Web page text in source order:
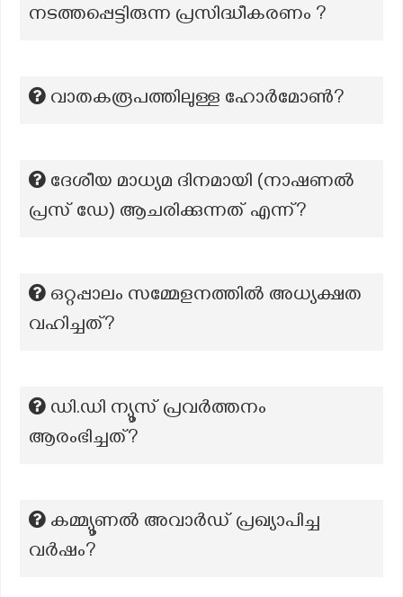
നടത്തപ്പെട്ടിരുന്ന പ്രസിദ്ധീകരണം ?
വാതകരൂപത്തിലുള്ള ഹോർമോൺ?
ദേശീയ മാധ്യമ ദിനമായി (നാഷണൽ
പ്രസ് ഡേ) ആചരിക്കുന്നത് എന്ന്?
ഒറ്റപ്പാലം സമ്മേളനത്തിൽ അധ്യക്ഷത
വഹിച്ചത്?
ഡി.ഡി ന്യൂസ് പ്രവര്‍ത്തനം
ആരംഭിച്ചത്?
കമ്മ്യൂണൽ അവാർഡ് പ്രഖ്യാപിച്ച
വർഷം?